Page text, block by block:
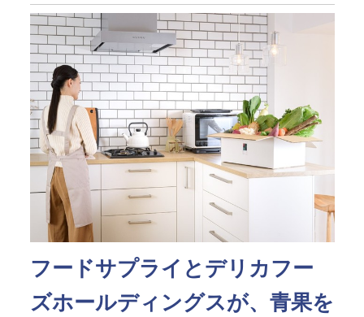
フードサプライとデリカフー
ズホールディングスが、青果を